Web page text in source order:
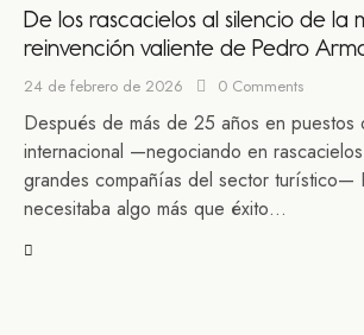
De los rascacielos al silencio de la
reinvención valiente de Pedro
24 de febrero de 2026 0 Comments
Después de más de 25 años en puestos
internacional —negociando en
grandes compañías del sector turístico—
necesitaba algo más que éxito…